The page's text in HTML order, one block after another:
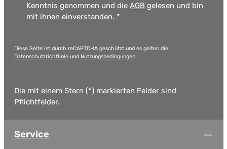
Kenntnis genommen und die AGB gelesen und bin
mit ihnen einverstanden. *
Diese Seite ist durch reCAPTCHA geschützt und es gelten die
Datenschutzrichtlinieund Nutzungsbedingungen.
Die mit einem Stern (*) markierten Felder sind
Pflichtfelder.
Service